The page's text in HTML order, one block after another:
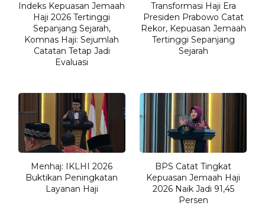
Indeks Kepuasan Jemaah
Haji 2026 Tertinggi
Sepanjang Sejarah,
Komnas Haji: Sejumlah
Catatan Tetap Jadi
Evaluasi
Transformasi Haji Era
Presiden Prabowo Catat
Rekor, Kepuasan Jemaah
Tertinggi Sepanjang
Sejarah
Menhaj: IKLHI 2026
Buktikan Peningkatan
Layanan Haji
BPS Catat Tingkat
Kepuasan Jemaah Haji
2026 Naik Jadi 91,45
Persen